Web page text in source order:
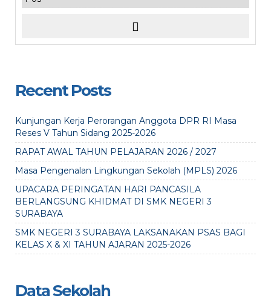
Recent Posts
Kunjungan Kerja Perorangan Anggota DPR RI Masa
Reses V Tahun Sidang 2025-2026
RAPAT AWAL TAHUN PELAJARAN 2026 / 2027
Masa Pengenalan Lingkungan Sekolah (MPLS) 2026
UPACARA PERINGATAN HARI PANCASILA
BERLANGSUNG KHIDMAT DI SMK NEGERI 3
SURABAYA
SMK NEGERI 3 SURABAYA LAKSANAKAN PSAS BAGI
KELAS X & XI TAHUN AJARAN 2025-2026
Data Sekolah